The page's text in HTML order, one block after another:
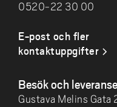
0520-22 30 00
E-post och fler
kontaktuppgifter
Besök och
Gustava Melins Gata